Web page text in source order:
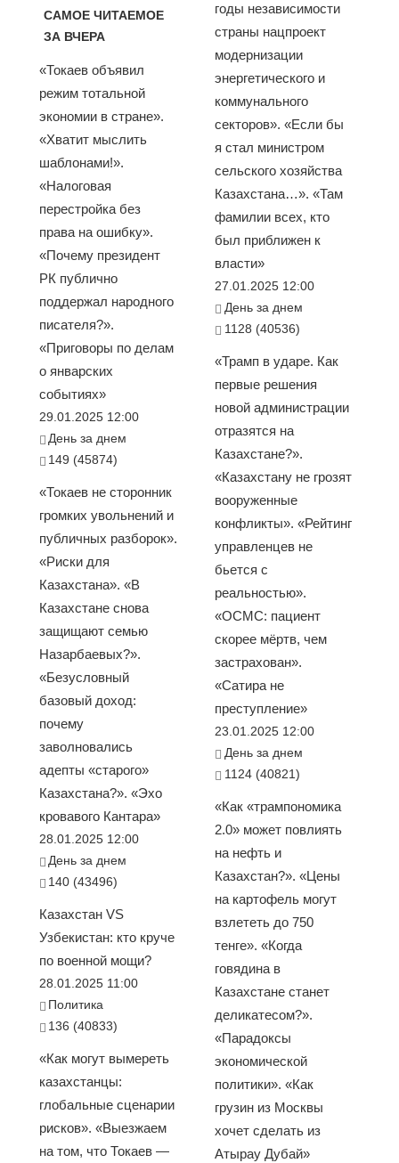
САМОЕ ЧИТАЕМОЕ
ЗА ВЧЕРА
«Токаев объявил
режим тотальной
экономии в стране».
«Хватит мыслить
шаблонами!».
«Налоговая
перестройка без
права на ошибку».
«Почему президент
РК публично
поддержал народного
писателя?».
«Приговоры по делам
о январских
событиях»
29.01.2025 12:00
День за днем
149 (45874)
«Токаев не сторонник
громких увольнений и
публичных разборок».
«Риски для
Казахстана». «В
Казахстане снова
защищают семью
Назарбаевых?».
«Безусловный
базовый доход:
почему
заволновались
адепты «старого»
Казахстана?». «Эхо
кровавого Кантара»
28.01.2025 12:00
День за днем
140 (43496)
Казахстан VS
Узбекистан: кто круче
по военной мощи?
28.01.2025 11:00
Политика
136 (40833)
«Как могут вымереть
казахстанцы:
глобальные сценарии
рисков». «Выезжаем
на том, что Токаев —
годы независимости
страны нацпроект
модернизации
энергетического и
коммунального
секторов». «Если бы
я стал министром
сельского хозяйства
Казахстана…». «Там
фамилии всех, кто
был приближен к
власти»
27.01.2025 12:00
День за днем
1128 (40536)
«Трамп в ударе. Как
первые решения
новой администрации
отразятся на
Казахстане?».
«Казахстану не грозят
вооруженные
конфликты». «Рейтинг
управленцев не
бьется с
реальностью».
«ОСМС: пациент
скорее мёртв, чем
застрахован».
«Сатира не
преступление»
23.01.2025 12:00
День за днем
1124 (40821)
«Как «трампономика
2.0» может повлиять
на нефть и
Казахстан?». «Цены
на картофель могут
взлететь до 750
тенге». «Когда
говядина в
Казахстане станет
деликатесом?».
«Парадоксы
экономической
политики». «Как
грузин из Москвы
хочет сделать из
Атырау Дубай»